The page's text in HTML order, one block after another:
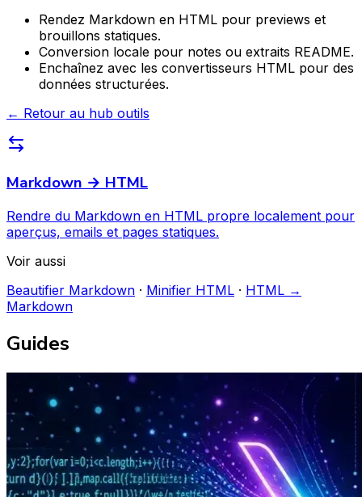
Rendez Markdown en HTML pour previews et
brouillons statiques.
Conversion locale pour notes ou extraits README.
Enchaînez avec les convertisseurs HTML pour des
données structurées.
← Retour au hub outils
Markdown → HTML
Rendre du Markdown en HTML propre localement pour
aperçus, emails et pages statiques.
Voir aussi
Beautifier Markdown · Minifier HTML · HTML →
Markdown
Guides